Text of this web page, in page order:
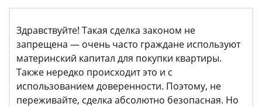
Здравствуйте! Такая сделка законом не
запрещена — очень часто граждане используют
материнский капитал для покупки квартиры.
Также нередко происходит это и с
использованием доверенности. Поэтому, не
переживайте, сделка абсолютно безопасная. Но